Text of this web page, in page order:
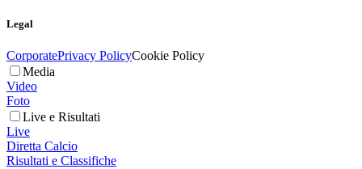
Legal
CorporatePrivacy PolicyCookie Policy
Media
Video
Foto
Live e Risultati
Live
Diretta Calcio
Risultati e Classifiche